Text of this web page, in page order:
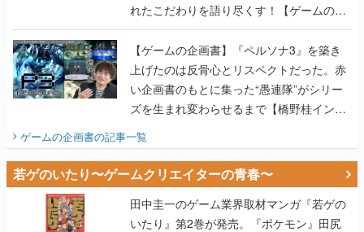
れたこだわりを語り尽くす！【ゲームの企
画書】
【ゲームの企画書】『ペルソナ3』を築き
上げたのは反骨心とリスペクトだった。赤
い企画書のもとに集った“愚連隊”がシリー
ズを生まれ変わらせるまで【橋野桂インタ
ゲームの企画書の記事一覧
若ゲのいたり〜ゲームクリエイターの青春〜
田中圭一のゲーム業界取材マンガ『若ゲの
いたり』第2巻が発売。『ポケモン』田尻